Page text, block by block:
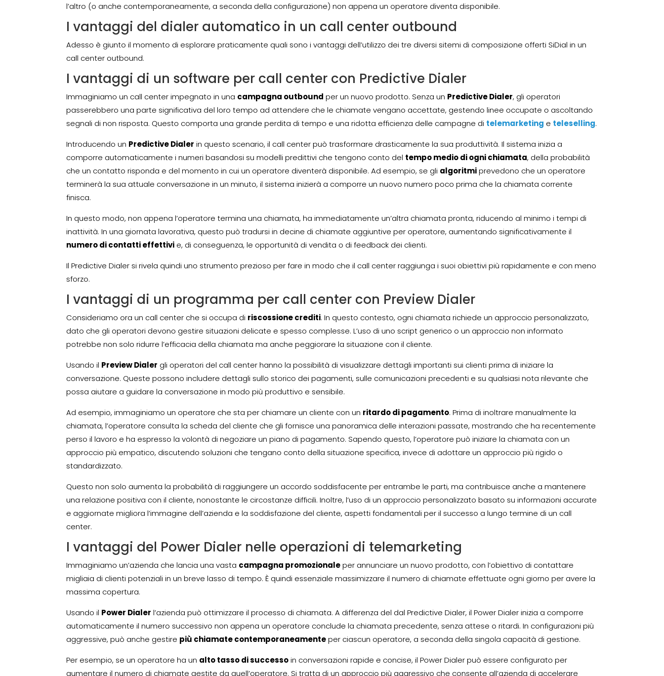
l’altro (o anche contemporaneamente, a seconda della configurazione) non appena un operatore diventa disponibile.
I vantaggi del dialer automatico in un call center outbound
Adesso è giunto il momento di esplorare praticamente quali sono i vantaggi dell’utilizzo dei tre diversi sitemi di composizione offerti SiDial in un
call center outbound.
I vantaggi di un software per call center con Predictive Dialer
Immaginiamo un call center impegnato in una campagna outbound per un nuovo prodotto. Senza un Predictive Dialer, gli operatori
passerebbero una parte significativa del loro tempo ad attendere che le chiamate vengano accettate, gestendo linee occupate o ascoltando
segnali di non risposta. Questo comporta una grande perdita di tempo e una ridotta efficienza delle campagne di telemarketing e teleselling.
Introducendo un Predictive Dialer in questo scenario, il call center può trasformare drasticamente la sua produttività. Il sistema inizia a
comporre automaticamente i numeri basandosi su modelli predittivi che tengono conto del tempo medio di ogni chiamata, della probabilità
che un contatto risponda e del momento in cui un operatore diventerà disponibile. Ad esempio, se gli algoritmiprevedono che un operatore
terminerà la sua attuale conversazione in un minuto, il sistema inizierà a comporre un nuovo numero poco prima che la chiamata corrente
finisca.
In questo modo, non appena l’operatore termina una chiamata, ha immediatamente un’altra chiamata pronta, riducendo al minimo i tempi di
inattività. In una giornata lavorativa, questo può tradursi in decine di chiamate aggiuntive per operatore, aumentando significativamente il
numero di contatti effettivi e, di conseguenza, le opportunità di vendita o di feedback dei clienti.
Il Predictive Dialer si rivela quindi uno strumento prezioso per fare in modo che il call center raggiunga i suoi obiettivi più rapidamente e con meno
sforzo.
I vantaggi di un programma per call center con Preview Dialer
Consideriamo ora un call center che si occupa di riscossione crediti. In questo contesto, ogni chiamata richiede un approccio personalizzato,
dato che gli operatori devono gestire situazioni delicate e spesso complesse. L’uso di uno script generico o un approccio non informato
potrebbe non solo ridurre l’efficacia della chiamata ma anche peggiorare la situazione con il cliente.
Usando il Preview Dialer gli operatori del call center hanno la possibilità di visualizzare dettagli importanti sui clienti prima di iniziare la
conversazione. Queste possono includere dettagli sullo storico dei pagamenti, sulle comunicazioni precedenti e su qualsiasi nota rilevante che
possa aiutare a guidare la conversazione in modo più produttivo e sensibile.
Ad esempio, immaginiamo un operatore che sta per chiamare un cliente con un ritardo di pagamento. Prima di inoltrare manualmente la
chiamata, l’operatore consulta la scheda del cliente che gli fornisce una panoramica delle interazioni passate, mostrando che ha recentemente
perso il lavoro e ha espresso la volontà di negoziare un piano di pagamento. Sapendo questo, l’operatore può iniziare la chiamata con un
approccio più empatico, discutendo soluzioni che tengano conto della situazione specifica, invece di adottare un approccio più rigido o
standardizzato.
Questo non solo aumenta la probabilità di raggiungere un accordo soddisfacente per entrambe le parti, ma contribuisce anche a mantenere
una relazione positiva con il cliente, nonostante le circostanze difficili. Inoltre, l’uso di un approccio personalizzato basato su informazioni accurate
e aggiornate migliora l’immagine dell’azienda e la soddisfazione del cliente, aspetti fondamentali per il successo a lungo termine di un call
center.
I vantaggi del Power Dialer nelle operazioni di telemarketing
Immaginiamo un’azienda che lancia una vasta campagna promozionaleper annunciare un nuovo prodotto, con l’obiettivo di contattare
migliaia di clienti potenziali in un breve lasso di tempo. È quindi essenziale massimizzare il numero di chiamate effettuate ogni giorno per avere la
massima copertura.
Usando il Power Dialer l’azienda può ottimizzare il processo di chiamata. A differenza del dal Predictive Dialer, il Power Dialer inizia a comporre
automaticamente il numero successivo non appena un operatore conclude la chiamata precedente, senza attese o ritardi. In configurazioni più
aggressive, può anche gestire più chiamate contemporaneamenteper ciascun operatore, a seconda della singola capacità di gestione.
Per esempio, se un operatore ha un alto tasso di successoin conversazioni rapide e concise, il Power Dialer può essere configurato per
aumentare il numero di chiamate gestite da quell’operatore. Si tratta di un approccio più aggressivo che consente all’azienda di accelerare